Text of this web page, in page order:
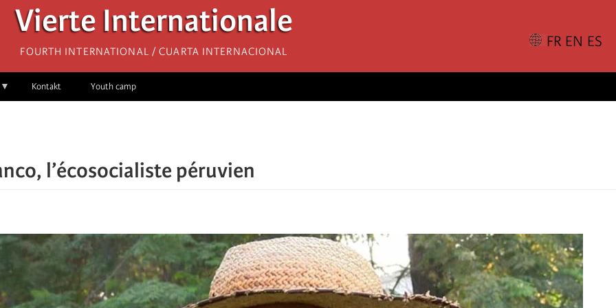
Vierte Internationale
Fourth International / Cuarta Internacional
Kontakt Youth camp
l’écosocialiste péruvien